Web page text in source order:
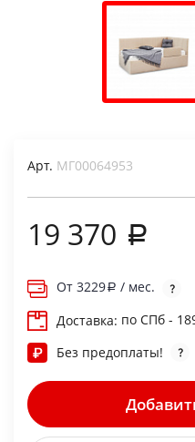
Арт. МГ00064953
19 370
От 3229
/ мес.
Доставка: по СПб -
Без предоплаты!